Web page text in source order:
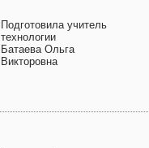
Подготовила учитель
технологии
Батаева Ольга
Викторовна